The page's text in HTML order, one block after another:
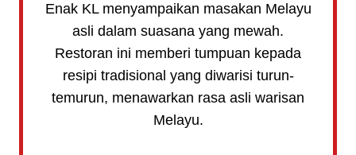
Enak KL menyampaikan masakan Melayu
asli dalam suasana yang mewah.
Restoran ini memberi tumpuan kepada
resipi tradisional yang diwarisi turun-
temurun, menawarkan rasa asli warisan
Melayu.